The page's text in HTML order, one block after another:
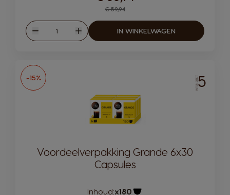
Regular Price
€ 59,94
Verlagen
Hoeveelheid
Verhogen
IN WINKELWAGEN
-15% INTENSITEIT5
Voordeelverpakking Grande 6x30
Capsules
Inhoud:x180